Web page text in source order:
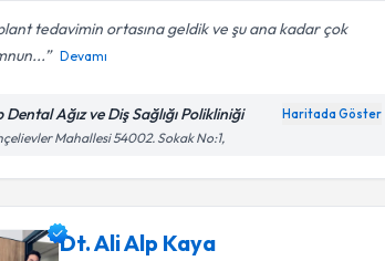
tedavimin ortasına geldik ve şu ana kadar çok
Devamı
Dental Ağız ve Diş Sağlığı Polikliniği Haritada Göster
Mahallesi 54002. Sokak No:1,
Dt. Ali Alp Kaya